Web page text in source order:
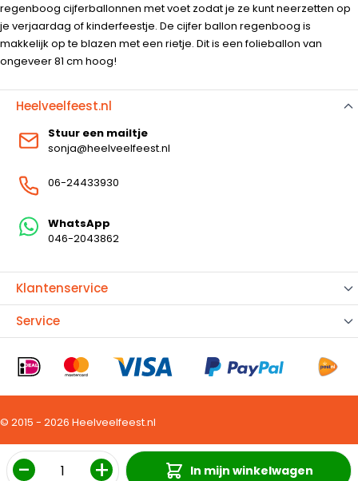
Aantal
In mijn winkelwagen
regenboog cijferballonnen met voet zodat je ze kunt neerzetten op
je verjaardag of kinderfeestje. De cijfer ballon regenboog is
makkelijk op te blazen met een rietje. Dit is een folieballon van
ongeveer 81 cm hoog!
Klantenservice
Service
Heelveelfeest.nl
Stuur een mailtje
sonja@heelveelfeest.nl
06-24433930
WhatsApp
046-2043862
© 2015 - 2026 Heelveelfeest.nl